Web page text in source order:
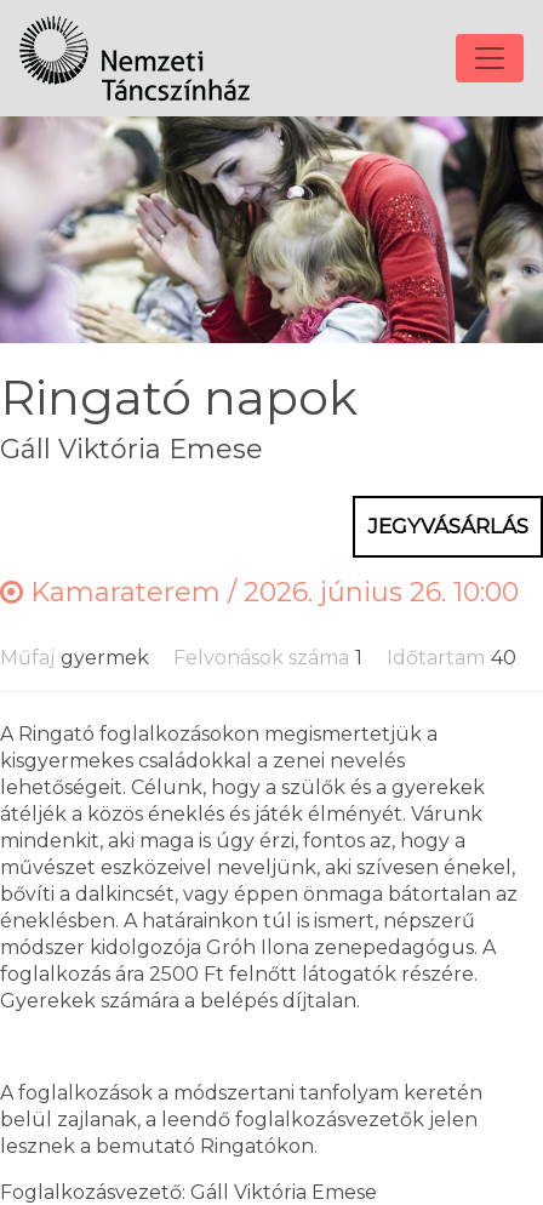
Ringató napok
Gáll Viktória Emese
JEGYVÁSÁRLÁS
Kamaraterem /2026. június 26. 10:00
Műfaj gyermek Felvonások száma 1 Időtartam 40
A Ringató foglalkozásokon megismertetjük a
kisgyermekes családokkal a zenei nevelés
lehetőségeit. Célunk, hogy a szülők és a gyerekek
átéljék a közös éneklés és játék élményét. Várunk
mindenkit, aki maga is úgy érzi, fontos az, hogy a
művészet eszközeivel neveljünk, aki szívesen énekel,
bővíti a dalkincsét, vagy éppen önmaga bátortalan az
éneklésben. A határainkon túl is ismert, népszerű
módszer kidolgozója Gróh Ilona zenepedagógus. A
foglalkozás ára 2500 Ft felnőtt látogatók részére.
Gyerekek számára a belépés díjtalan.
A foglalkozások a módszertani tanfolyam keretén
belül zajlanak, a leendő foglalkozásvezetők jelen
lesznek a bemutató Ringatókon.
Foglalkozásvezető: Gáll Viktória Emese